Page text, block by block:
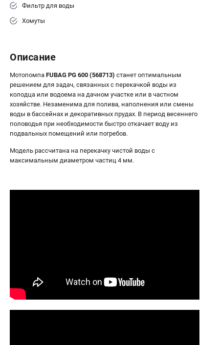
Фильтр для воды
Хомуты
Описание
Мотопомпа FUBAG PG 600 (568713) станет оптимальным
решением для задач, связанных с перекачкой воды из
колодца или водоема на дачном участке или в частном
хозяйстве. Незаменима для полива, наполнения или смены
воды в бассейнах и декоративных прудах. В период весеннего
половодья при необходимости быстро откачает воду из
подвальных помещений или погребов.
Модель рассчитана на перекачку чистой воды с
максимальным диаметром частиц 4 мм.